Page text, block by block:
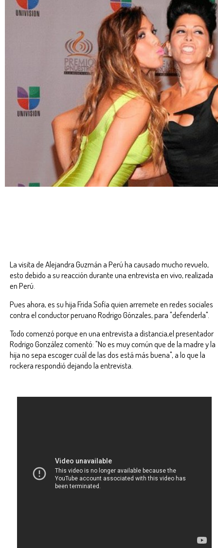
La visita de Alejandra Guzmán a Perú ha causado mucho revuelo,
esto debido a su reacción durante una entrevista en vivo, realizada
en Perú.
Pues ahora, es su hija Frida Sofía quien arremete en redes sociales
contra el conductor peruano Rodrigo Gónzales, para "defenderla".
Todo comenzó porque en una entrevista a distancia,el presentador
Rodrigo González comentó: "No es muy común que de la madre y la
hija no sepa escoger cuál de las dos está más buena", a lo que la
rockera respondió dejando la entrevista.